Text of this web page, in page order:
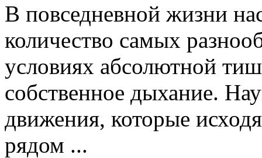
В повседневной жизни
количество самых
условиях абсолютной
собственное дыхание.
движения, которые
рядом ...